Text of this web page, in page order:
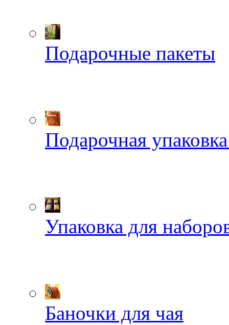
Подарочные пакеты
Подарочная
Упаковка для
Баночки для чая